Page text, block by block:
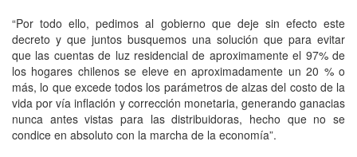
“Por todo ello, pedimos al gobierno que deje sin efecto este
decreto y que juntos busquemos una solución que para evitar
que las cuentas de luz residencial de aproximamente el 97% de
los hogares chilenos se eleve en aproximadamente un 20 % o
más, lo que excede todos los parámetros de alzas del costo de la
vida por vía inflación y corrección monetaria, generando ganacias
nunca antes vistas para las distribuidoras, hecho que no se
condice en absoluto con la marcha de la economía”.